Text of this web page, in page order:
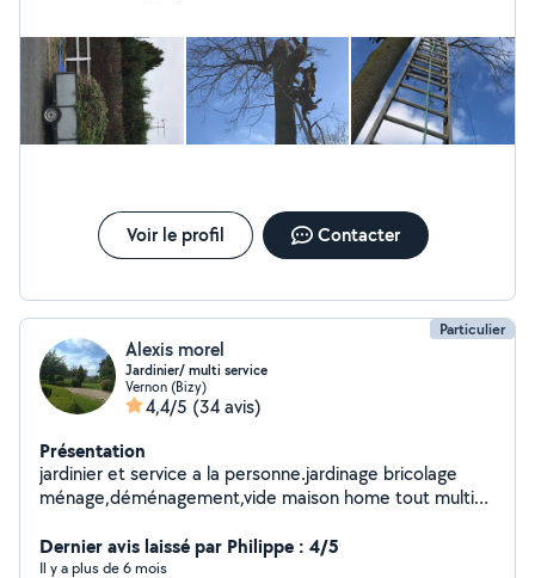
Voir le profil Contacter
Particulier
Alexis morel
Jardinier/ multi service
Vernon (Bizy)
4,4/5 (34 avis)
Présentation
jardinier et service a la personne.jardinage bricolage
ménage,déménagement,vide maison home tout multi
Dernier avis laissé par Philippe : 4/5
Il y a plus de 6 mois